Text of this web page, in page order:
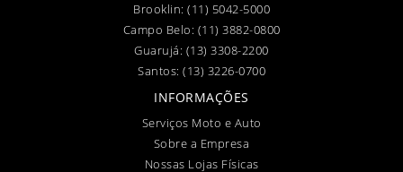
Brooklin: (11) 5042-5000
Campo Belo: (11) 3882-0800
Guarujá: (13) 3308-2200
Santos: (13) 3226-0700
INFORMAÇÕES
Serviços Moto e Auto
Sobre a Empresa
Nossas Lojas Físicas